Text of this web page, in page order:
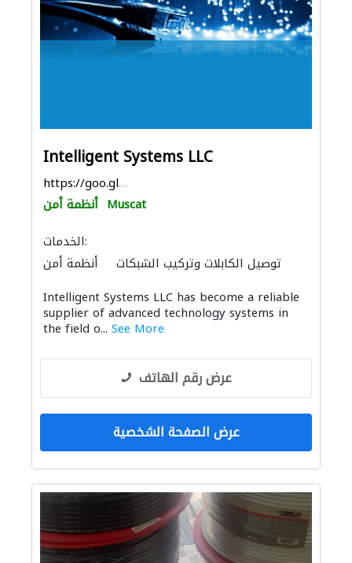
Intelligent Systems LLC
https://goo.gl/maps/zDHga9UCCBd93pZk8
أنظمة أمن Muscat
الخدمات:
أنظمة أمن
توصيل الكابلات وتركيب الشبكات
Intelligent Systems LLC has become a reliable
supplier of advanced technology systems in
the field o... See More
عرض رقم الهاتف
عرض الصفحة الشخصية